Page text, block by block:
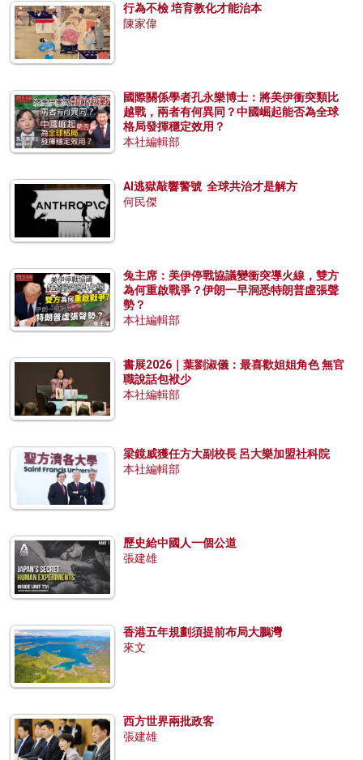
行為不檢 培育教化才能治本
陳家偉
國際關係學者孔永樂博士：將美伊衝突類比
越戰，兩者有何異同？中國崛起能否為全球
格局發揮穩定效用？
本社編輯部
AI逃獄敲響警號 全球共治才是解方
何民傑
兔主席：美伊停戰協議變衝突導火線，雙方
為何重啟戰爭？伊朗一早洞悉特朗普虛張聲
勢？
本社編輯部
書展2026｜葉劉淑儀：最喜歡姐姐角色 無官
職說話包袱少
本社編輯部
梁鏡威獲任方大副校長 呂大樂加盟社科院
本社編輯部
歷史給中國人一個公道
張建雄
香港五年規劃須提前布局大鵬灣
來文
西方世界兩批政客
張建雄